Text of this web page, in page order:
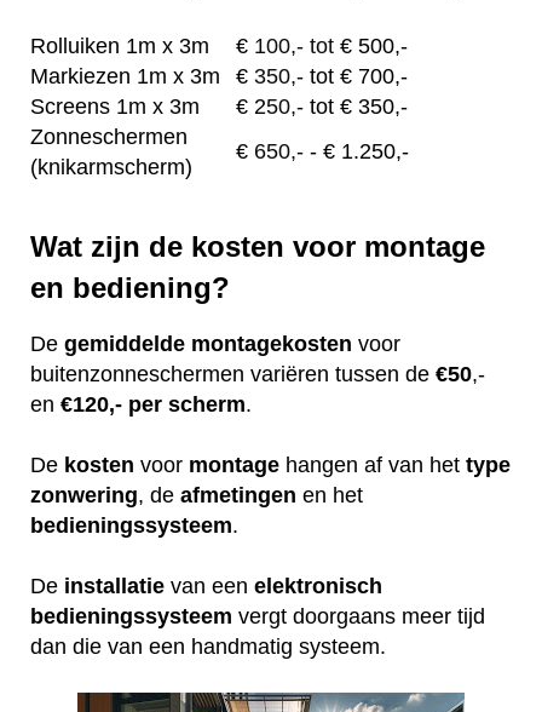
Rolluiken 1m x 3m € 100,- tot € 500,-
Markiezen 1m x 3m
€ 350,- tot € 700,-
Screens 1m x 3m
€ 250,- tot € 350,-
Zonneschermen
(knikarmscherm)
€ 650,- - € 1.250,-
Wat zijn de kosten voor montage
en bediening?
De gemiddelde montagekosten voor
buitenzonneschermen variëren tussen de €50,-
en €120,- per scherm.
De kosten voor montage hangen af van het type
zonwering, de afmetingen en het
bedieningssysteem.
De installatie van een elektronisch
bedieningssysteem vergt doorgaans meer tijd
dan die van een handmatig systeem.